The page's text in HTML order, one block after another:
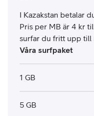
I Kazakstan betalar
Pris per MB är 4 kr
surfar du fritt upp till
Våra surfpaket
1 GB
5 GB